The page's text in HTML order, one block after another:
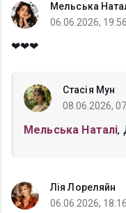
Мельська
06.06.2026,
❤❤❤
Стасія Мун
08.06.2026,
Мельська Наталі,
Лія Лореляйн
06.06.2026,